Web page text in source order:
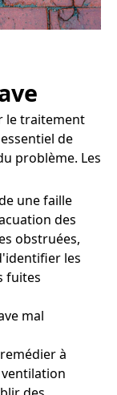
le traitement
de
problème. Les
une faille
des
obstruées,
les
fuites
mal
à